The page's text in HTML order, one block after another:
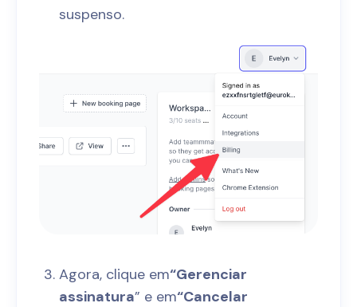
suspenso.
Agora, clique em“Gerenciar
assinatura” e em“Cancelar